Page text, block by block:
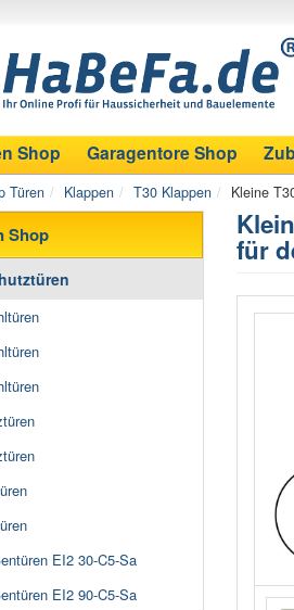
Shop Garagentore Shop
Türen Klappen T30 Klappen Kleine
Shop
EI2 30-C5-Sa
EI2 90-C5-Sa
für